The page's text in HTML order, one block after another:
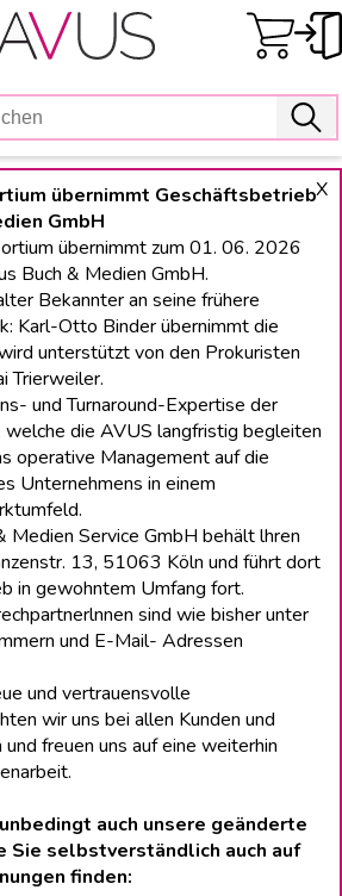
X
übernimmt Geschäftsbetrieb
GmbH
übernimmt zum 01. 06. 2026
Buch & Medien GmbH.
Bekannter an seine frühere
Karl-Otto Binder übernimmt die
unterstützt von den Prokuristen
Trierweiler.
und Turnaround-Expertise der
welche die AVUS langfristig begleiten
operative Management auf die
Unternehmens in einem
Medien Service GmbH behält lhren
13, 51063 Köln und führt dort
in gewohntem Umfang fort.
sind wie bisher unter
und E-Mail- Adressen
und vertrauensvolle
wir uns bei allen Kunden und
freuen uns auf eine weiterhin
auch unsere geänderte
Sie selbstverständlich auch auf
finden: